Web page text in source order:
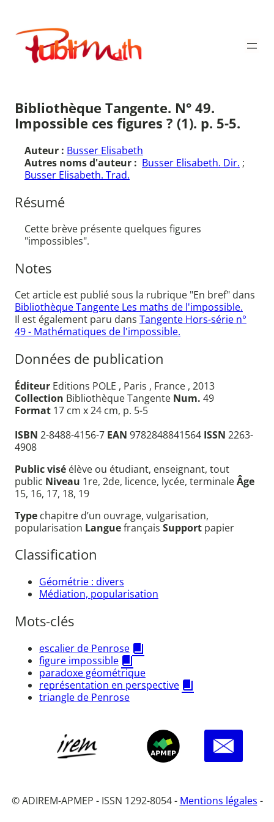
contenu
Publimath
Bibliothèque Tangente. N° 49.
Impossible ces figures ? (1). p. 5-5.
Auteur : Busser Elisabeth
Autres noms d'auteur : Busser Elisabeth. Dir. ;
Busser Elisabeth. Trad.
Résumé
Cette brève présente quelques figures
"impossibles".
Notes
Cet article est publié sous la rubrique "En bref" dans
Bibliothèque Tangente Les maths de l'impossible.
Il est également paru dans Tangente Hors-série n°
49 - Mathématiques de l'impossible.
Données de publication
Éditeur Editions POLE , Paris , France , 2013
Collection Bibliothèque Tangente Num. 49
Format 17 cm x 24 cm, p. 5-5
ISBN 2-8488-4156-7 EAN 9782848841564 ISSN 2263-
4908
Public visé élève ou étudiant, enseignant, tout
public Niveau 1re, 2de, licence, lycée, terminaleÂge
15, 16, 17, 18, 19
Type chapitre d’un ouvrage, vulgarisation,
popularisation Languefrançais Support papier
Classification
Géométrie : divers
Médiation, popularisation
Mots-clés
escalier de Penrose
figure impossible
paradoxe géométrique
représentation en perspective
triangle de Penrose
© ADIREM-APMEP - ISSN 1292-8054 - Mentions légales -